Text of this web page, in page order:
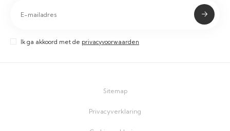
Ik ga akkoord met de privacyvoorwaarden
Sitemap
Privacyverklaring